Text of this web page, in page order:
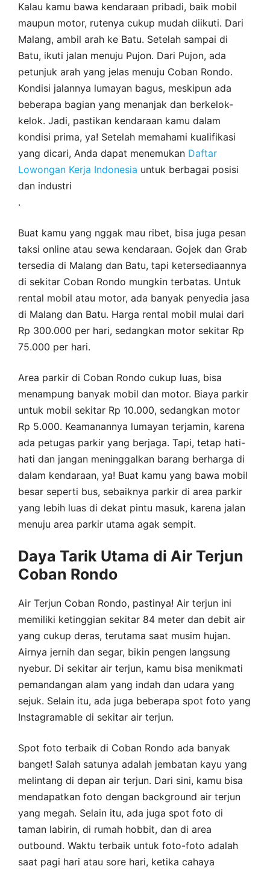
Kalau kamu bawa kendaraan pribadi, baik mobil
maupun motor, rutenya cukup mudah diikuti. Dari
Malang, ambil arah ke Batu. Setelah sampai di
Batu, ikuti jalan menuju Pujon. Dari Pujon, ada
petunjuk arah yang jelas menuju Coban Rondo.
Kondisi jalannya lumayan bagus, meskipun ada
beberapa bagian yang menanjak dan berkelok-
kelok. Jadi, pastikan kendaraan kamu dalam
kondisi prima, ya! Setelah memahami kualifikasi
yang dicari, Anda dapat menemukan Daftar
Lowongan Kerja Indonesia untuk berbagai posisi
dan industri
.
Buat kamu yang nggak mau ribet, bisa juga pesan
taksi online atau sewa kendaraan. Gojek dan Grab
tersedia di Malang dan Batu, tapi ketersediaannya
di sekitar Coban Rondo mungkin terbatas. Untuk
rental mobil atau motor, ada banyak penyedia jasa
di Malang dan Batu. Harga rental mobil mulai dari
Rp 300.000 per hari, sedangkan motor sekitar Rp
75.000 per hari.
Area parkir di Coban Rondo cukup luas, bisa
menampung banyak mobil dan motor. Biaya parkir
untuk mobil sekitar Rp 10.000, sedangkan motor
Rp 5.000. Keamanannya lumayan terjamin, karena
ada petugas parkir yang berjaga. Tapi, tetap hati-
hati dan jangan meninggalkan barang berharga di
dalam kendaraan, ya! Buat kamu yang bawa mobil
besar seperti bus, sebaiknya parkir di area parkir
yang lebih luas di dekat pintu masuk, karena jalan
menuju area parkir utama agak sempit.
Daya Tarik Utama di Air Terjun
Coban Rondo
Air Terjun Coban Rondo, pastinya! Air terjun ini
memiliki ketinggian sekitar 84 meter dan debit air
yang cukup deras, terutama saat musim hujan.
Airnya jernih dan segar, bikin pengen langsung
nyebur. Di sekitar air terjun, kamu bisa menikmati
pemandangan alam yang indah dan udara yang
sejuk. Selain itu, ada juga beberapa spot foto yang
Instagramable di sekitar air terjun.
Spot foto terbaik di Coban Rondo ada banyak
banget! Salah satunya adalah jembatan kayu yang
melintang di depan air terjun. Dari sini, kamu bisa
mendapatkan foto dengan background air terjun
yang megah. Selain itu, ada juga spot foto di
taman labirin, di rumah hobbit, dan di area
outbound. Waktu terbaik untuk foto-foto adalah
saat pagi hari atau sore hari, ketika cahaya